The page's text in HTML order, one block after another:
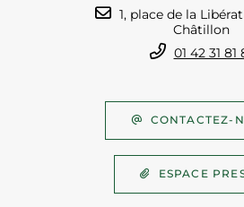
1, place de la
Châtillon
01 42 31 81
CONTACTEZ-
ESPACE